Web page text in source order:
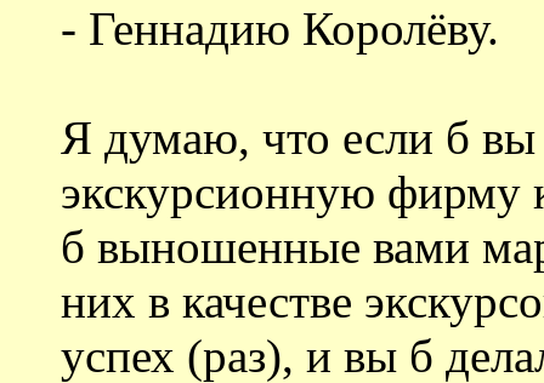
- Геннадию Королёву.
Я думаю, что если б вы
экскурсионную фирму
б выношенные вами
них в качестве
успех (раз), и вы б